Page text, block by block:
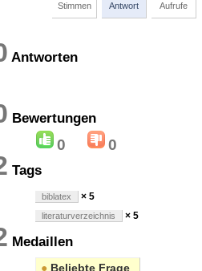
Stimmen Antwort Aufrufe
Antworten
Bewertungen
0 0
Tags
biblatex × 5
literaturverzeichnis × 5
Medaillen
● Beliebte Frage